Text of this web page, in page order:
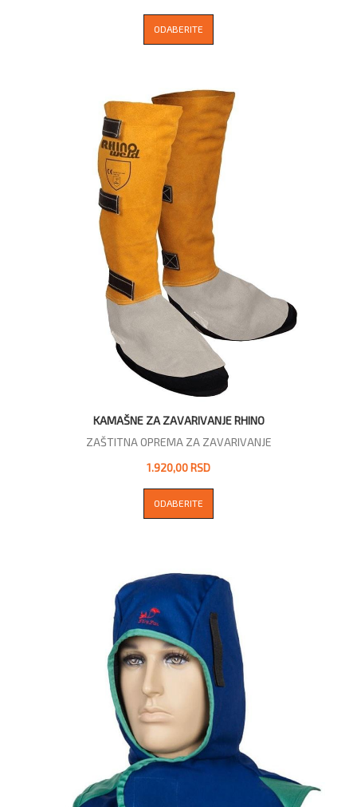
ODABERITE
KAMAŠNE ZA ZAVARIVANJE RHINO
ZAŠTITNA OPREMA ZA ZAVARIVANJE
1.920,00 RSD
ODABERITE